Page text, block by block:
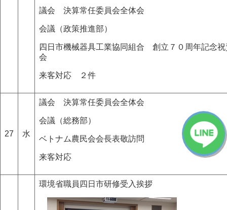
議会 決算常任委員会全体会
会議（政策推進部）
四日市機械器具工業協同組合 創立７０周年記念祝
会
来客対応 ２件
27 水
議会 決算常任委員会全体会
会議（総務部）
ベトナム農民会会長表敬訪問
来客対応
環境省職員四日市研修受入挨拶